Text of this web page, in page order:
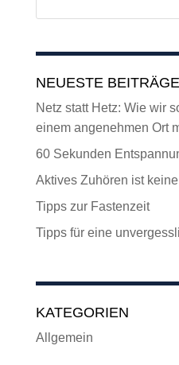
NEUESTE BEITRÄGE
Netz statt Hetz: Wie wir
einem angenehmen Ort
60 Sekunden
Aktives Zuhören ist
Tipps zur Fastenzeit
Tipps für eine
KATEGORIEN
Allgemein